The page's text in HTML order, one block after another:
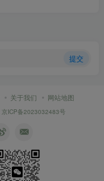
提交
关于我们 网站地图
京ICP备2023032483号